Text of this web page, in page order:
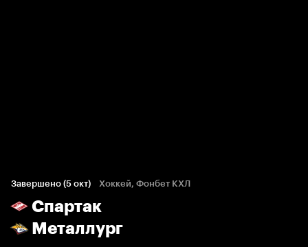
Завершено (5 окт) Хоккей, Фонбет КХЛ
Спартак
Металлург
49%